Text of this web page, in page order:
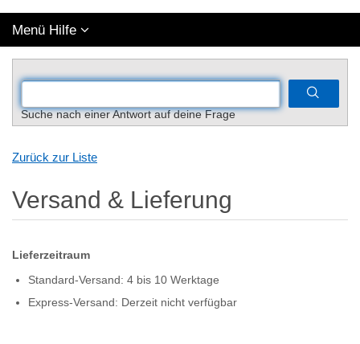
Menü Hilfe
Suche nach einer Antwort auf deine Frage
Zurück zur Liste
Versand & Lieferung
Lieferzeitraum
Standard-Versand: 4 bis 10 Werktage
Express-Versand: Derzeit nicht verfügbar